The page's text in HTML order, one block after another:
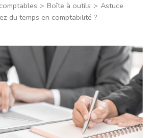
> Boîte à outils > Astuce
du temps en comptabilité ?